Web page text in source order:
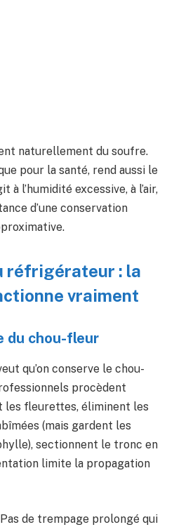
naturellement du soufre.
pour la santé, rend aussi le
l’humidité excessive, à l’air,
d’une conservation
réfrigérateur : la
vraiment
du chou-fleur
qu’on conserve le chou-
procèdent
les fleurettes, éliminent les
(mais gardent les
sectionnent le tronc en
limite la propagation
Pas de trempage prolongé qui